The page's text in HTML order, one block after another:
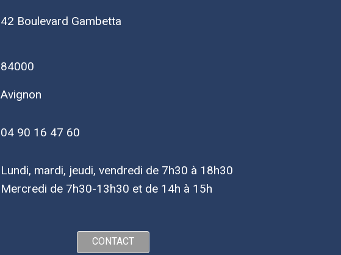
42 Boulevard Gambetta
84000
Avignon
04 90 16 47 60
Lundi, mardi, jeudi, vendredi de 7h30 à 18h30
Mercredi de 7h30-13h30 et de 14h à 15h
CONTACT